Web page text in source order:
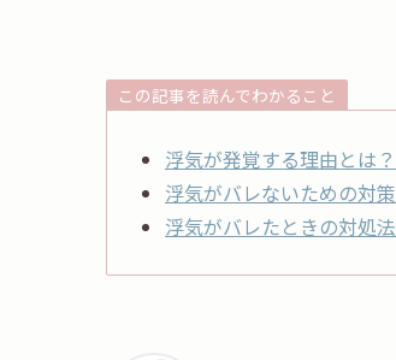
この記事を読んでわかること
浮気が発覚する理由とは？
浮気がバレないための対策
浮気がバレたときの対処法